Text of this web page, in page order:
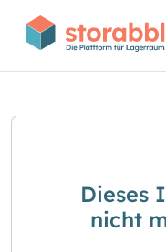
Dieses
nicht